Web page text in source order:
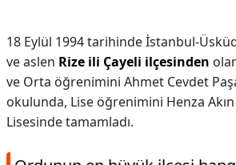
18 Eylül 1994 tarihinde İstanbul-
ve aslen Rize ili Çayeli ilçesinden
ve Orta öğrenimini Ahmet Cevdet
okulunda, Lise öğrenimini Henza
Lisesinde tamamladı.